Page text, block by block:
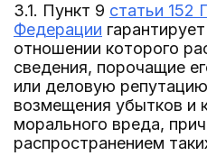
3.1. Пункт 9 статьи 152
Федерации
отношении которого
сведения, порочащие
или деловую
возмещения убытков и
морального вреда,
распространением